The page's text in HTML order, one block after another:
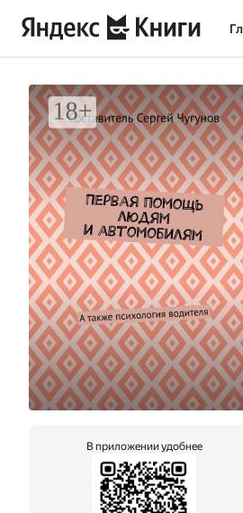
В приложении удобнее